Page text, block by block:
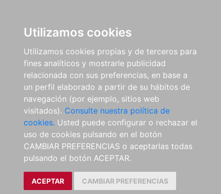
Utilizamos cookies
Utilizamos cookies propias y de terceros para
fines analíticos y mostrarle publicidad
relacionada con sus preferencias, en base a
un perfil elaborado a partir de su hábitos de
navegación (por ejemplo, sitios web
visitados). Consulte nuestra política de
cookies. Usted puede configurar o rechazar el
uso de cookies pulsando en el botón
CAMBIAR PREFERENCIAS o aceptarlas todas
pulsando el botón ACEPTAR.
ACEPTAR CAMBIAR PREFERENCIAS